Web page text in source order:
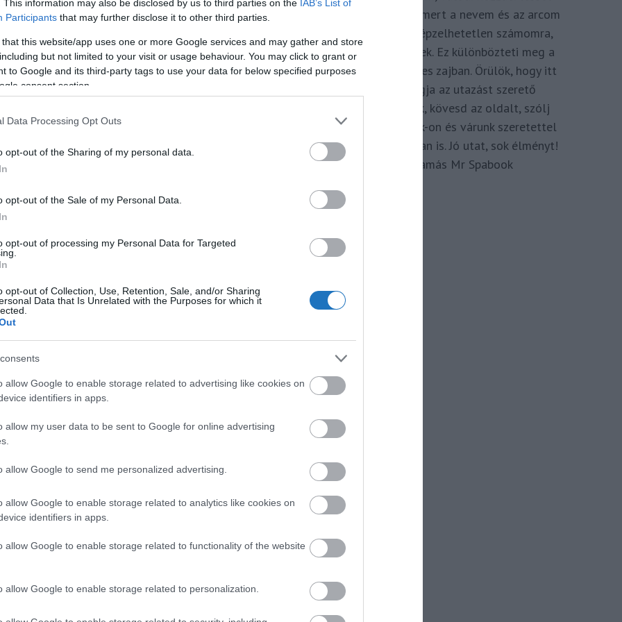
This information may also be disclosed by us to third parties on the IAB’s List of
Participants that may further disclose it to other third parties.
that this website/app uses one or more Google services and may gather and store
but not limited to your visit or usage behaviour. You may click to grant or
to Google and its third-party tags to use your data for below specified purposes
consent section.
Data Processing Opt Outs
opt-out of the Sharing of my personal data.
opt-out of the Sale of my Personal Data.
opt-out of processing my Personal Data for Targeted
opt-out of Collection, Use, Retention, Sale, and/or Sharing
Data that Is Unrelated with the Purposes for which it
allow Google to enable storage related to advertising like cookies on
identifiers in apps.
allow my user data to be sent to Google for online advertising
allow Google to send me personalized advertising.
allow Google to enable storage related to analytics like cookies on
identifiers in apps.
allow Google to enable storage related to functionality of the website
allow Google to enable storage related to personalization.
forgalomélénkülés, illetve a repülőtér és a légi
köszönhetően a budapesti repülőtér erős
légi áruszállításban globális lassulás figyelhető
Repülőtér folyamatos
le az utazás világának híreiről!
megvalósult beruházásoknak köszönhetően az
a Liszt Ferenc Nemzetközi Repülőtéren. A
(airport service quality) felmérések eredményei
értéket túlszárnyalt, idén pedig az emelkedő
megkomponálva, mert a nevem és az arcom
adom hozzá. Elképzelhetetlen számomra,
hogy ne így tegyek. Ez különbözteti meg a
Spabook-ot a netes zajban. Örülök, hogy itt
vagy, légy tagja az utazást szerető
Közösségünknek, kövesd az oldalt, szólj
hozzá a Facebook-on és várunk szeretettel
zárt csoportunkban is. Jó utat, sok élményt!
Kassay Tamás Mr Spabook